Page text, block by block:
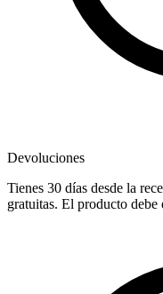
Devoluciones
Tienes 30 días desde la
gratuitas. El producto debe